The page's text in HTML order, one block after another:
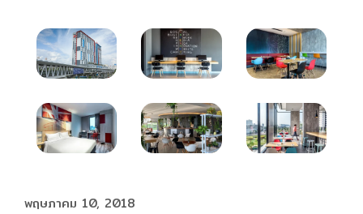
พฤษภาคม 10, 2018